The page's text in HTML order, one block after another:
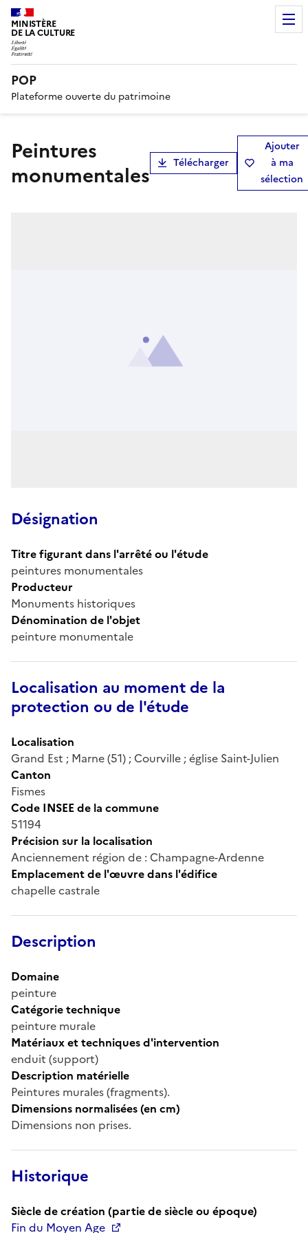
MINISTÈRE
DE LA CULTURE
POP
Plateforme ouverte du patrimoine
peintures
monumentales
Télécharger
Ajouter
à ma
sélection
Désignation
Titre figurant dans l'arrêté ou l'étude
peintures monumentales
Producteur
Monuments historiques
Dénomination de l'objet
peinture monumentale
Localisation au moment de la
protection ou de l'étude
Localisation
Grand Est ; Marne (51) ; Courville ; église Saint-Julien
Canton
Fismes
Code INSEE de la commune
51194
Précision sur la localisation
Anciennement région de : Champagne-Ardenne
Emplacement de l'œuvre dans l'édifice
chapelle castrale
Description
Domaine
peinture
Catégorie technique
peinture murale
Matériaux et techniques d'intervention
enduit (support)
Description matérielle
Peintures murales (fragments).
Dimensions normalisées (en cm)
Dimensions non prises.
Historique
Siècle de création (partie de siècle ou époque)
Fin du Moyen Age